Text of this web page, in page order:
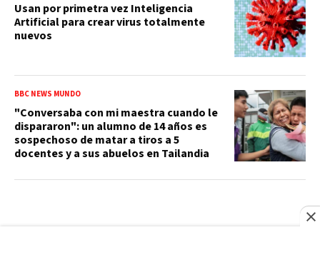
Usan por primetra vez Inteligencia
Artificial para crear virus totalmente
nuevos
BBC NEWS MUNDO
"Conversaba con mi maestra cuando le
dispararon": un alumno de 14 años es
sospechoso de matar a tiros a 5
docentes y a sus abuelos en Tailandia